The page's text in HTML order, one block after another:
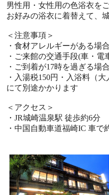
男性用・女性用の色浴衣を
お好みの浴衣に着替えて、
＜注意事項＞
・食材アレルギーがある場
・ご来館の交通手段(車・
・ご到着が17時を過ぎる場
・入湯税150円・入浴料（
にて別途かかります
＜アクセス＞
・JR城崎温泉駅 徒歩約6分
・中国自動車道福崎IC 車で